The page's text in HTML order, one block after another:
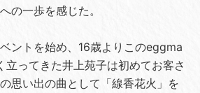
の一歩を感じた。
ントを始め、16歳よりこのeggma
立ってきた井上苑子は初めてお客さ
思い出の曲として「線香花火」を